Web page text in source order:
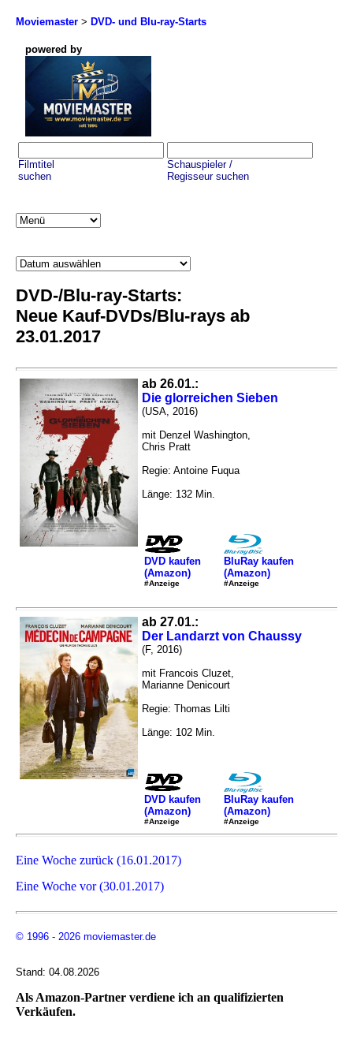
Moviemaster > DVD- und Blu-ray-Starts
powered by
Filmtitel
suchen
Schauspieler /
Regisseur suchen
DVD-/Blu-ray-Starts:
Neue Kauf-DVDs/Blu-rays ab
23.01.2017
ab 26.01.:
Die glorreichen Sieben
(USA, 2016)
mit Denzel Washington,
Chris Pratt
Regie: Antoine Fuqua
Länge: 132 Min.
DVD kaufen
(Amazon)
#Anzeige
BluRay kaufen
(Amazon)
#Anzeige
ab 27.01.:
Der Landarzt von Chaussy
(F, 2016)
mit Francois Cluzet,
Marianne Denicourt
Regie: Thomas Lilti
Länge: 102 Min.
DVD kaufen
(Amazon)
#Anzeige
BluRay kaufen
(Amazon)
#Anzeige
Eine Woche zurück (16.01.2017)
Eine Woche vor (30.01.2017)
© 1996 - 2026 moviemaster.de
Stand: 04.08.2026
Als Amazon-Partner verdiene ich an qualifizierten
Verkäufen.